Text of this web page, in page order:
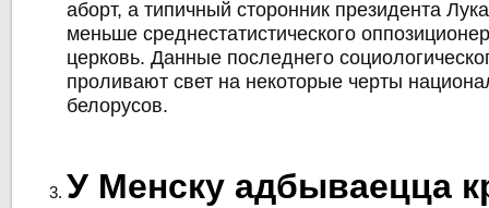
аборт, а типичный сторонник президента
меньше среднестатистического
церковь. Данные последнего
проливают свет на некоторые черты
белорусов.
У Менску адбываецца